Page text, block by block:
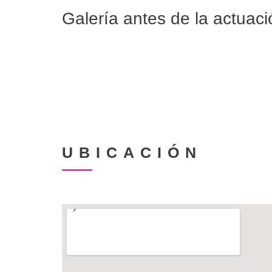
Galería antes de la
UBICACIÓN